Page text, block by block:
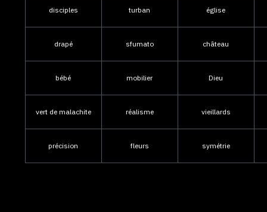
disciples turban église
drapé sfumato château
bébé mobilier Dieu
vert de malachite réalisme vieillards
précision fleurs symétrie